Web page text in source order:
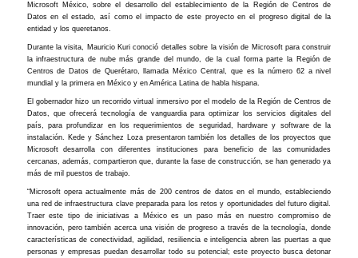
Microsoft México, sobre el desarrollo del establecimiento de la Región de Centros de
Datos en el estado, así como el impacto de este proyecto en el progreso digital de la
entidad y los queretanos.
Durante la visita, Mauricio Kuri conoció detalles sobre la visión de Microsoft para construir
la infraestructura de nube más grande del mundo, de la cual forma parte la Región de
Centros de Datos de Querétaro, llamada México Central, que es la número 62 a nivel
mundial y la primera en México y en América Latina de habla hispana.
El gobernador hizo un recorrido virtual inmersivo por el modelo de la Región de Centros de
Datos, que ofrecerá tecnología de vanguardia para optimizar los servicios digitales del
país, para profundizar en los requerimientos de seguridad, hardware y software de la
instalación. Kede y Sánchez Loza presentaron también los detalles de los proyectos que
Microsoft desarrolla con diferentes instituciones para beneficio de las comunidades
cercanas, además, compartieron que, durante la fase de construcción, se han generado ya
más de mil puestos de trabajo.
“Microsoft opera actualmente más de 200 centros de datos en el mundo, estableciendo
una red de infraestructura clave preparada para los retos y oportunidades del futuro digital.
Traer este tipo de iniciativas a México es un paso más en nuestro compromiso de
innovación, pero también acerca una visión de progreso a través de la tecnología, donde
características de conectividad, agilidad, resiliencia e inteligencia abren las puertas a que
personas y empresas puedan desarrollar todo su potencial; este proyecto busca detonar